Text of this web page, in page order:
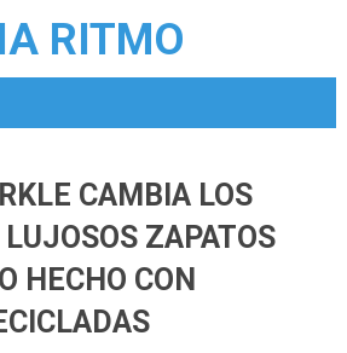
RITMO
CAMBIA LOS
ZAPATOS
HECHO CON